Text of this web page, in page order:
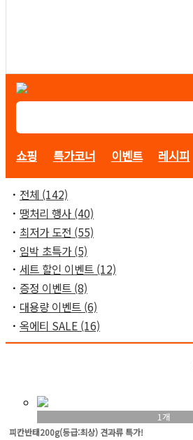
쇼핑 특가코너 이벤트 레시피
ㆍ 전체 (142)
ㆍ 땡처리 행사 (40)
ㆍ 최저가 도전 (55)
ㆍ 임박 초특가 (5)
ㆍ 세트 할인 이벤트 (12)
ㆍ 증정 이벤트 (8)
ㆍ 대용량 이벤트 (6)
ㆍ 옥에티 SALE (16)
1개
피칸반태200g(등급:최상) 견과류 특가!